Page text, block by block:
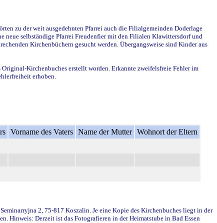
zu der weit ausgedehnten Pfarrei auch die Filialgemeinden Doderlage
neue selbständige Pfarrei Freudenfier mit den Filialen Klawittersdorf und
Kirchenbüchern gesucht werden. Übergangsweise sind Kinder aus
Kirchenbuches erstellt worden. Erkannte zweifelsfreie Fehler im
erhoben.
Vorname des Vaters Name der Mutter Wohnort der Eltern
2, 75-817 Koszalin. Je eine Kopie des Kirchenbuches liegt in der
Hinweis: Derzeit ist das Fotografieren in der Heimatstube in Bad Essen